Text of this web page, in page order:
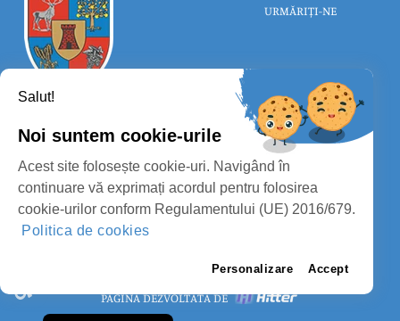
PROTECȚIA DATELOR PERSONALE
MASS-MEDIA
PAGINĂ DEZVOLTATĂ DE
CONSILIUL JUDEȚEAN SATU MARE
URMĂRIȚI-NE
Salut!
Noi suntem cookie-urile
Acest site folosește cookie-uri. Navigând în
continuare vă exprimați acordul pentru folosirea
cookie-urilor conform Regulamentului (UE) 2016/679.
Politica de cookies
Personalizare Accept